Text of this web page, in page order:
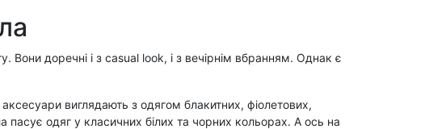
Вони доречні і з casual look, і з вечірнім вбранням. Однак є
виглядають з одягом блакитних, фіолетових,
пасує одяг у класичних білих та чорних кольорах. А ось на